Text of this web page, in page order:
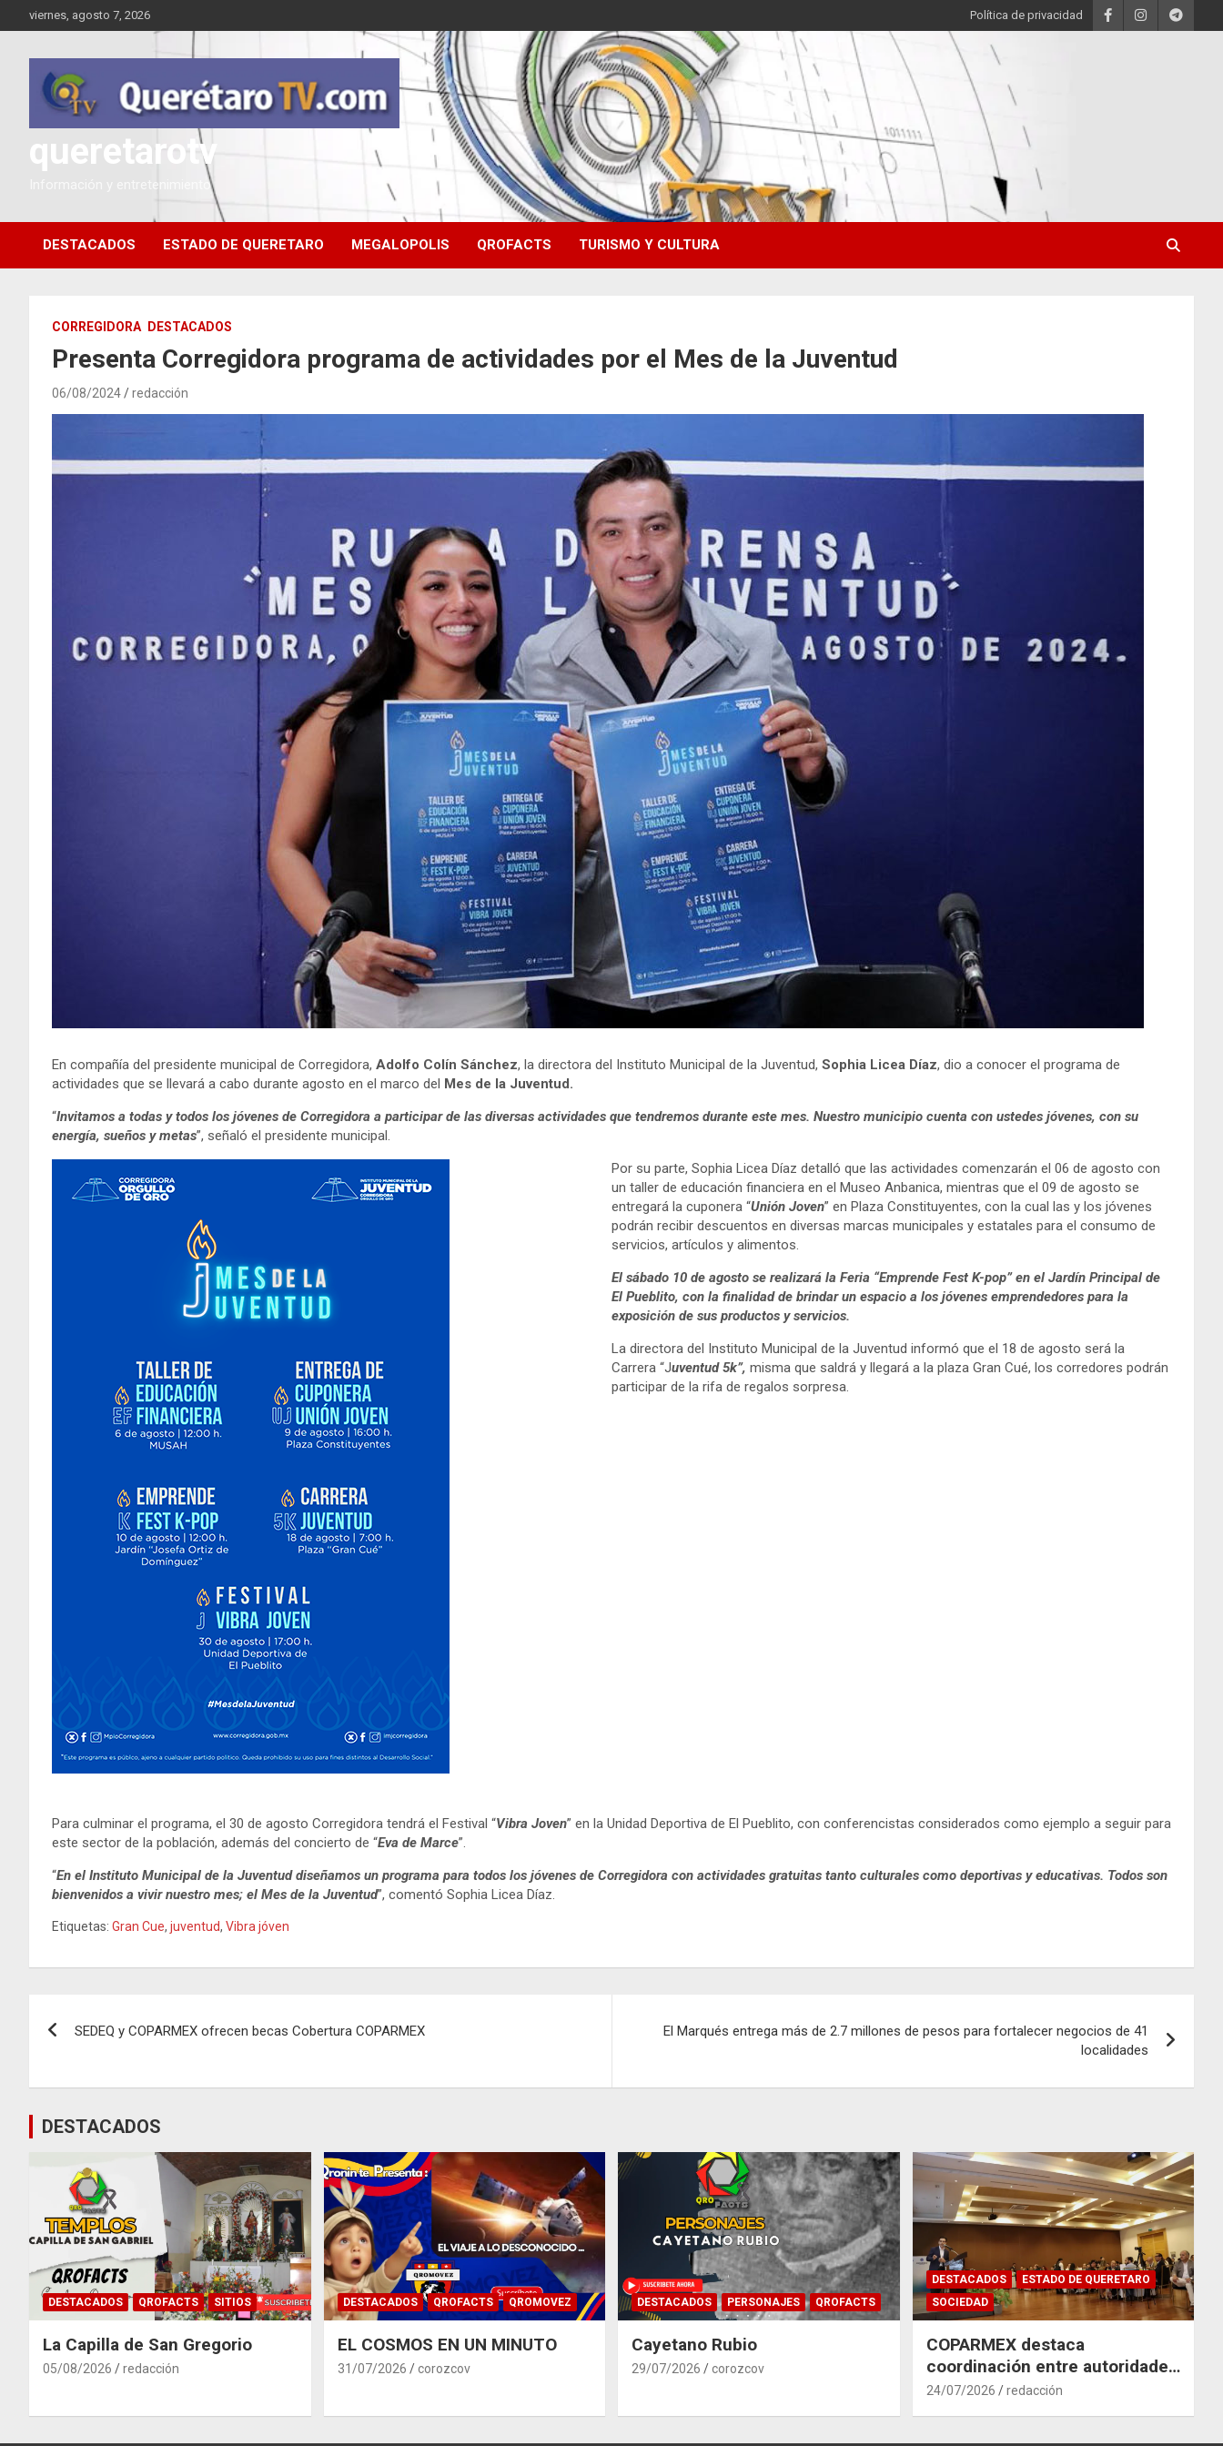
al
viernes, agosto 7, 2026 Política de privacidad
queretarotv
Información y entretenimiento
DESTACADOS ESTADO DE QUERETARO MEGALOPOLIS QROFACTS TURISMO Y CULTURA
CORREGIDORA DESTACADOS
Presenta Corregidora programa de actividades por el Mes de la Juventud
06/08/2024 redacción
En compañía del presidente municipal de Corregidora, Adolfo Colín Sánchez, la directora del Instituto Municipal de la Juventud, Sophia Licea Díaz, dio a conocer el programa de
actividades que se llevará a cabo durante agosto en el marco del Mes de la Juventud.
“Invitamos a todas y todos los jóvenes de Corregidora a participar de las diversas actividades que tendremos durante este mes. Nuestro municipio cuenta con ustedes jóvenes, con su
energía, sueños y metas”, señaló el presidente municipal.
Por su parte, Sophia Licea Díaz detalló que las actividades comenzarán el 06 de agosto con
un taller de educación financiera en el Museo Anbanica, mientras que el 09 de agosto se
entregará la cuponera “Unión Joven” en Plaza Constituyentes, con la cual las y los jóvenes
podrán recibir descuentos en diversas marcas municipales y estatales para el consumo de
servicios, artículos y alimentos.
El sábado 10 de agosto se realizará la Feria “Emprende Fest K-pop” en el Jardín Principal de
El Pueblito, con la finalidad de brindar un espacio a los jóvenes emprendedores para la
exposición de sus productos y servicios.
La directora del Instituto Municipal de la Juventud informó que el 18 de agosto será la
Carrera “Juventud 5k”, misma que saldrá y llegará a la plaza Gran Cué, los corredores podrán
participar de la rifa de regalos sorpresa.
Para culminar el programa, el 30 de agosto Corregidora tendrá el Festival “Vibra Joven” en la Unidad Deportiva de El Pueblito, con conferencistas considerados como ejemplo a seguir para
este sector de la población, además del concierto de “Eva de Marce”.
“En el Instituto Municipal de la Juventud diseñamos un programa para todos los jóvenes de Corregidora con actividades gratuitas tanto culturales como deportivas y educativas. Todos son
bienvenidos a vivir nuestro mes; el Mes de la Juventud”, comentó Sophia Licea Díaz.
Etiquetas: Gran Cue, juventud, Vibra jóven
entradas
SEDEQ y COPARMEX ofrecen becas Cobertura COPARMEX
El Marqués entrega más de 2.7 millones de pesos para fortalecer negocios de 41
localidades
DESTACADOS
DESTACADOS QROFACTS SITIOS
La Capilla de San Gregorio
05/08/2026 redacción
DESTACADOS QROFACTS QROMOVEZ
EL COSMOS EN UN MINUTO
31/07/2026 corozcov
DESTACADOS PERSONAJES QROFACTS
Cayetano Rubio
29/07/2026 corozcov
DESTACADOS
ESTADO DE QUERETARO
SOCIEDAD
COPARMEX destaca
coordinación entre autoridades
y empresas para mitigar el
24/07/2026 redacción